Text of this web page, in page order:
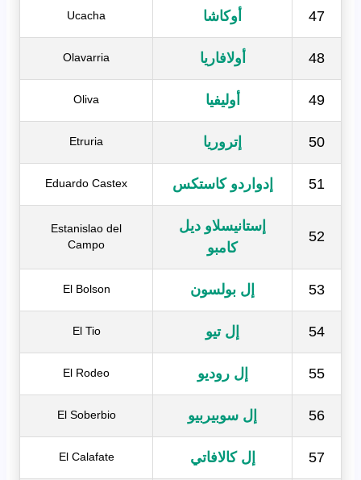
47 أوكاشا Ucacha
48 أولافاريا Olavarria
49 أوليفيا Oliva
50 إتروريا Etruria
51 إدواردو كاستكس Eduardo Castex
52
إستانيسلاو ديل
كامبو
Estanislao del
Campo
53 إل بولسون El Bolson
54 إل تيو El Tio
55 إل روديو El Rodeo
56 إل سوبيربيو El Soberbio
57 إل كالافاتي El Calafate